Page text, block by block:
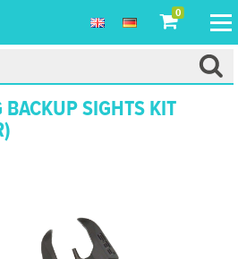
0
BACKUP SIGHTS KIT